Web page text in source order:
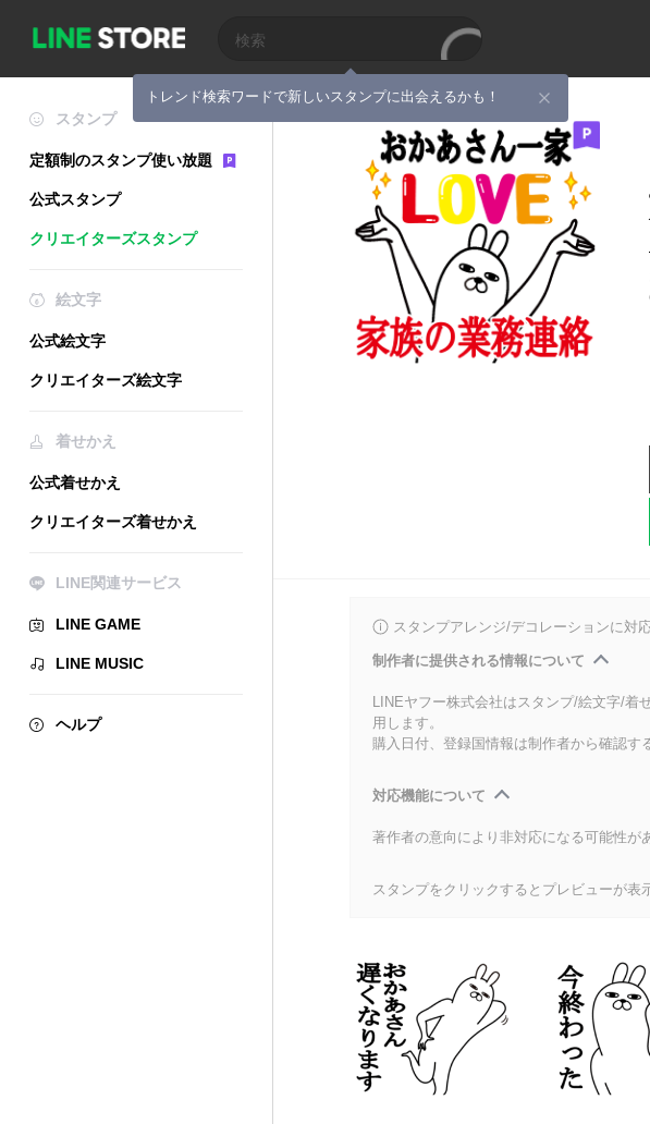
トレンド検索ワードで新しいスタンプに出会えるかも！
スタンプ
定額制のスタンプ使い放題
公式スタンプ
クリエイターズスタンプ
絵文字
公式絵文字
クリエイターズ絵文字
着せかえ
公式着せかえ
クリエイターズ着せかえ
LINE関連サービス
LINE GAME
LINE MUSIC
ヘルプ
スタンプアレンジ/デコレーションに対
制作者に提供される情報について
LINEヤフー株式会社はスタンプ/絵文字/着
用します。
購入日付、登録国情報は制作者から確認す
対応機能について
著作者の意向により非対応になる可能性が
スタンプをクリックするとプレビューが表